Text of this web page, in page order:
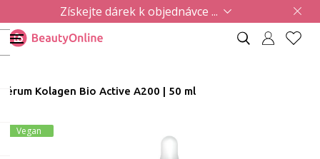
Získejte dárek k objednávce ...
Sérum Kolagen Bio Active A200 | 50 ml
Vegan